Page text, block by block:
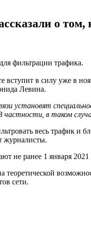
о
фильтрации трафика.
вступит в силу уже в
Левина.
установят
частности, в таком
весь трафик
журналисты.
не ранее 1 января
теоретической
сети.